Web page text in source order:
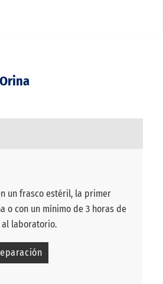
un frasco estéril, la primer
o con un mínimo de 3 horas de
laboratorio.